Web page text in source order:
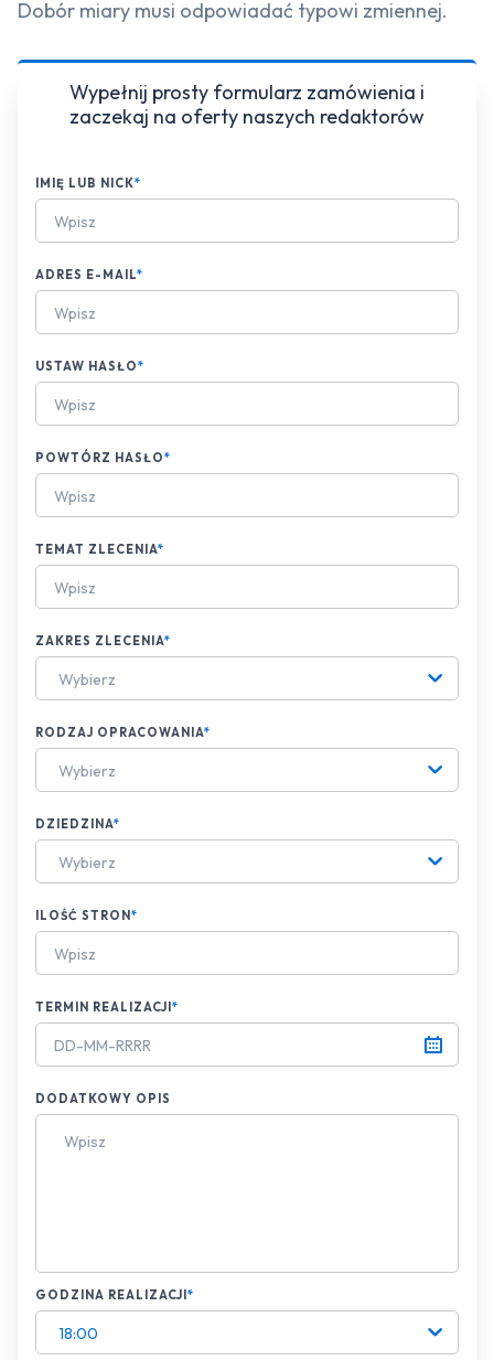
Dobór miary musi odpowiadać typowi zmiennej.
Wypełnij prosty formularz zamówienia i
zaczekaj na oferty naszych redaktorów
IMIĘ LUB NICK*
ADRES E-MAIL*
USTAW HASŁO*
POWTÓRZ HASŁO*
TEMAT ZLECENIA*
ZAKRES ZLECENIA*
Wybierz
RODZAJ OPRACOWANIA*
Wybierz
DZIEDZINA*
Wybierz
ILOŚĆ STRON*
TERMIN REALIZACJI *
DODATKOWY OPIS
GODZINA REALIZACJI *
18:00